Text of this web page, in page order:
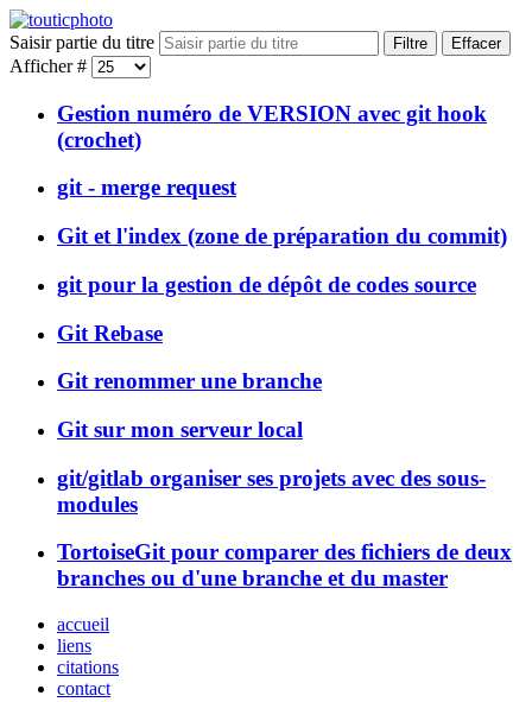
Saisir partie du titre Filtre Effacer
Afficher #
Gestion numéro de VERSION avec git hook
(crochet)
git - merge request
Git et l'index (zone de préparation du commit)
git pour la gestion de dépôt de codes source
Git Rebase
Git renommer une branche
Git sur mon serveur local
git/gitlab organiser ses projets avec des sous-
modules
TortoiseGit pour comparer des fichiers de deux
branches ou d'une branche et du master
accueil
liens
citations
contact